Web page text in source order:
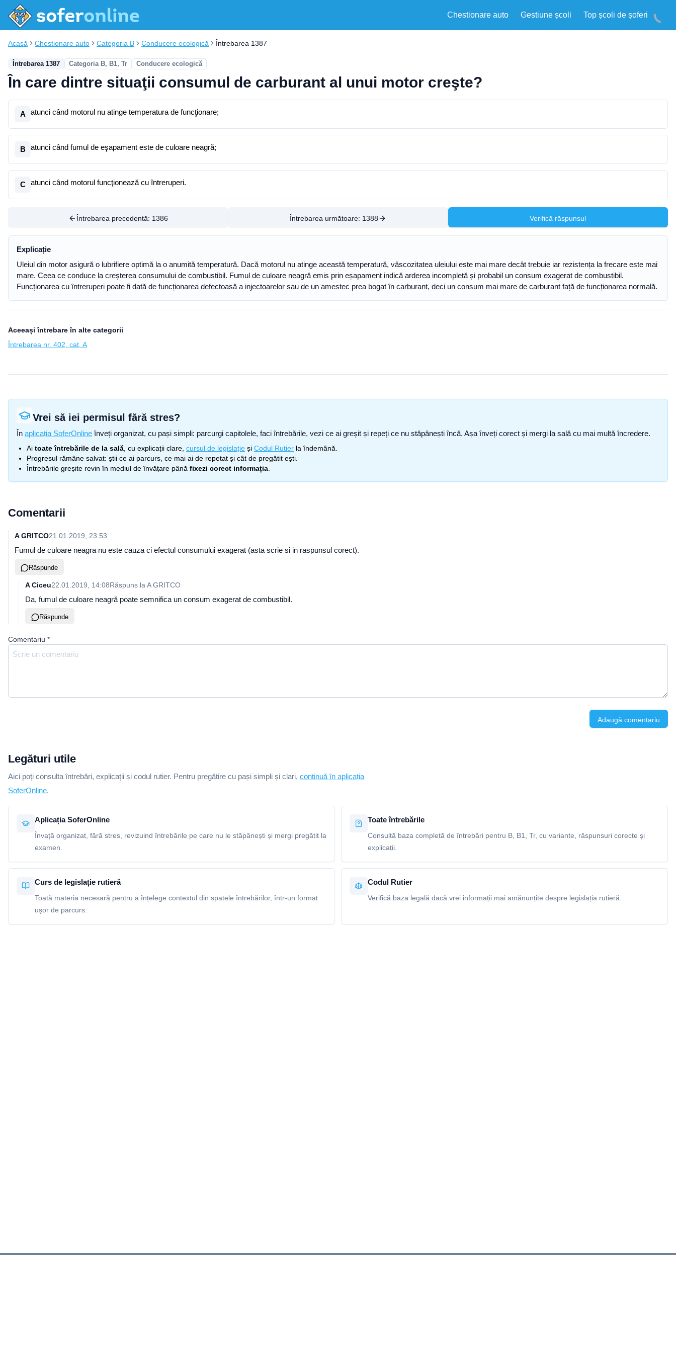
Chestionare auto Gestiune școli Top școli de șoferi
Acasă Chestionare auto Categoria B Conducere ecologică Întrebarea 1387
Întrebarea 1387 Categoria B, B1, Tr Conducere ecologică
În care dintre situaţii consumul de carburant al unui motor creşte?
A atunci când motorul nu atinge temperatura de funcţionare;
B atunci când fumul de eşapament este de culoare neagră;
C atunci când motorul funcţionează cu întreruperi.
Întrebarea precedentă: 1386 Întrebarea următoare: 1388 Verifică răspunsul
Explicație
Uleiul din motor asigură o lubrifiere optimă la o anumită temperatură. Dacă motorul nu atinge această temperatură, vâscozitatea uleiului este mai mare decât trebuie iar rezistența la frecare este mai
mare. Ceea ce conduce la creșterea consumului de combustibil. Fumul de culoare neagră emis prin eșapament indică arderea incompletă și probabil un consum exagerat de combustibil.
Funcționarea cu întreruperi poate fi dată de funcționarea defectoasă a injectoarelor sau de un amestec prea bogat în carburant, deci un consum mai mare de carburant față de funcționarea normală.
Aceeași întrebare în alte categorii
Întrebarea nr. 402, cat. A
Vrei să iei permisul fără stres?
În aplicația SoferOnline înveți organizat, cu pași simpli: parcurgi capitolele, faci întrebările, vezi ce ai greșit și repeți ce nu stăpânești încă. Așa înveți corect și mergi la sală cu mai multă încredere.
Ai toate întrebările de la sală , cu explicații clare, cursul de legislație și Codul Rutier la îndemână.
Progresul rămâne salvat: știi ce ai parcurs, ce mai ai de repetat și cât de pregătit ești.
Întrebările greșite revin în mediul de învățare până fixezi corect informația
Comentarii
A GRITCO21.01.2019, 23:53
Fumul de culoare neagra nu este cauza ci efectul consumului exagerat (asta scrie si in raspunsul corect).
Răspunde
A Ciceu22.01.2019, 14:08Răspuns la A GRITCO
Da, fumul de culoare neagră poate semnifica un consum exagerat de combustibil.
Răspunde
Comentariu *
Adaugă comentariu
Legături utile
Aici poți consulta întrebări, explicații și codul rutier. Pentru pregătire cu pași simpli și clari, continuă în aplicația
SoferOnline.
Aplicația SoferOnline
Învață organizat, fără stres, revizuind întrebările pe care nu le stăpânești și mergi pregătit la
examen.
Toate întrebările
Consultă baza completă de întrebări pentru B, B1, Tr, cu variante, răspunsuri corecte și
explicații.
Curs de legislație rutieră
Toată materia necesară pentru a înțelege contextul din spatele întrebărilor, într-un format
ușor de parcurs.
Codul Rutier
Verifică baza legală dacă vrei informații mai amănunțite despre legislația rutieră.